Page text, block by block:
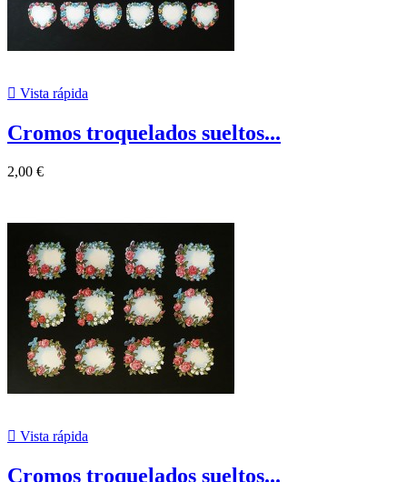
 Vista rápida
Cromos troquelados sueltos...
2,00 €
 Vista rápida
Cromos troquelados sueltos...